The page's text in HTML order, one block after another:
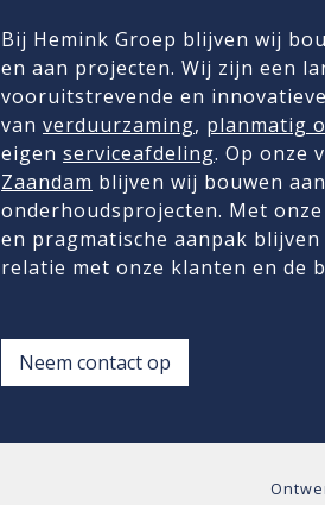
Bij Hemink Groep blijven wij
en aan projecten. Wij zijn een
vooruitstrevende en
van verduurzaming, planmatig
eigen serviceafdeling. Op onze
Zaandam blijven wij bouwen
onderhoudsprojecten. Met
en pragmatische aanpak
relatie met onze klanten en de
Neem contact op